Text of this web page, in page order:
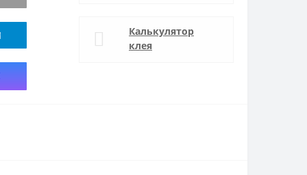
Калькулятор
клея